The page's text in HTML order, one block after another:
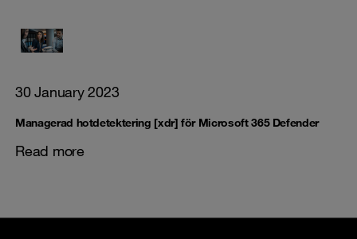
30 January 2023
Managerad hotdetektering [xdr] för Microsoft 365 Defender
Read more